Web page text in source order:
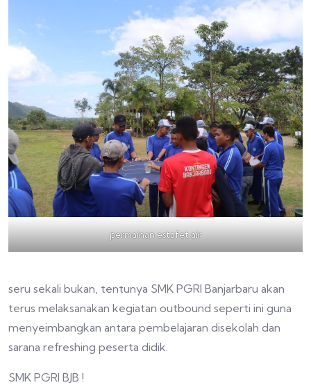
permainan estafet air
seru sekali bukan, tentunya SMK PGRI Banjarbaru akan
terus melaksanakan kegiatan outbound seperti ini guna
menyeimbangkan antara pembelajaran disekolah dan
sarana refreshing peserta didik.
SMK PGRI BJB !